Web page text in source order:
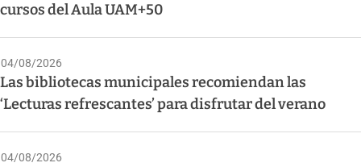
cursos del Aula UAM+50
04/08/2026
Las bibliotecas municipales recomiendan las
‘Lecturas refrescantes’ para disfrutar del verano
04/08/2026